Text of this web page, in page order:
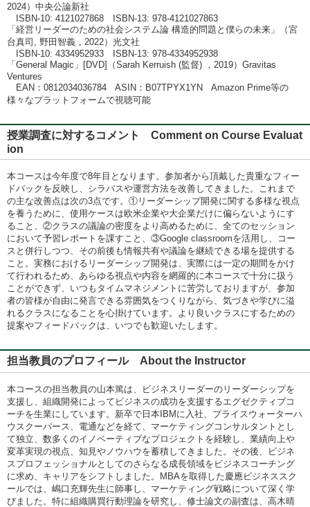
2024）中央公論新社
ISBN-10: 4121027868 ISBN-13: 978-4121027863
「経営リーダーのための社会システム論 構造的問題と僕らの未来」（宮
台真司, 野田智義，2022）光文社
ISBN-10: 4334952933 ISBN-13: 978-4334952938
「General Magic」[DVD]（Sarah Kerruish (監督) ，2019）Gravitas
Ventures
EAN：‏0812034036784 ASIN：‎B07TPYX1YN Amazon Prime等の
様々なプラットフォームで視聴可能
授業調査に対するコメント Comment on Course Evaluat
ion
本コースは今年度で8年目となります。参加者から頂戴した貴重なフィー
ドバックを反映し、シラバスや運営方法を改善してきました。これまで
の主な改善点は次の3点です。①リーダーシップ開発に関する多様な視点
を養うために、使用ケースは欧米企業や大企業だけに偏らないようにす
ること、②クラスの議論の密度をより高めるために、全てのセッション
において予習レポートを課すこと、③Google classroomを活用し、コー
スと併行しつつ、その前後も情報共有や議論を継続できる場を提供する
こと。実務におけるリーダーシップ開発は、実際には一定の期間をかけ
て行われるため、あらゆる視点や内容を網羅的に本コースで十分に扱う
ことができず、いつもタイムマネジメントに苦労しておりますが、参加
者の皆様が自由に発言できる雰囲気をつくりながら、気づきや学びに溢
れるクラスになることを心掛けています。より良いクラスにするための
提案やフィードバックは、いつでも歓迎いたします。
担当教員のプロフィール About the Instructor
本コースの担当教員の山本篤は、ビジネスリーダーのリーダーシップを
支援し、組織開発によってビジネスの成功を支援するエグゼクティブコ
ーチを生業にしています。新卒で日本IBMに入社、プライスウォーターハ
ウスクーパース、電通などを経て、マーケティングコンサルタントとし
て独立、数多くのイノベーティブなプロジェクトを経験し、業績向上や
変革実現の視点、知見やノウハウを蓄積してきました。その後、ビジネ
スプロフェッショナルとしてのさらなる成長領域をビジネスコーチング
に求め、キャリアをシフトしました。MBAを取得した慶應ビジネススク
ールでは、嶋口充輝先生に師事し、マーケティング戦略について深く学
びました。特に組織購買行動理論を研究し、修士論文の副査は、高木晴